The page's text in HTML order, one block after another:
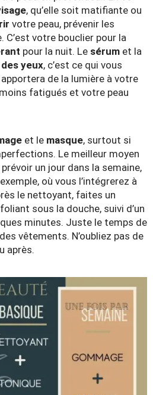
, qu’elle soit matifiante ou
votre peau, prévenir les
C’est votre bouclier pour la
pour la nuit. Le sérum et la
yeux, c’est ce qui vous
de la lumière à votre
fatigués et votre peau
et le masque, surtout si
Le meilleur moyen
un jour dans la semaine,
où vous l’intégrerez à
le nettoyant, faites un
sous la douche, suivi d’un
minutes. Juste le temps de
vêtements. N’oubliez pas de
après.